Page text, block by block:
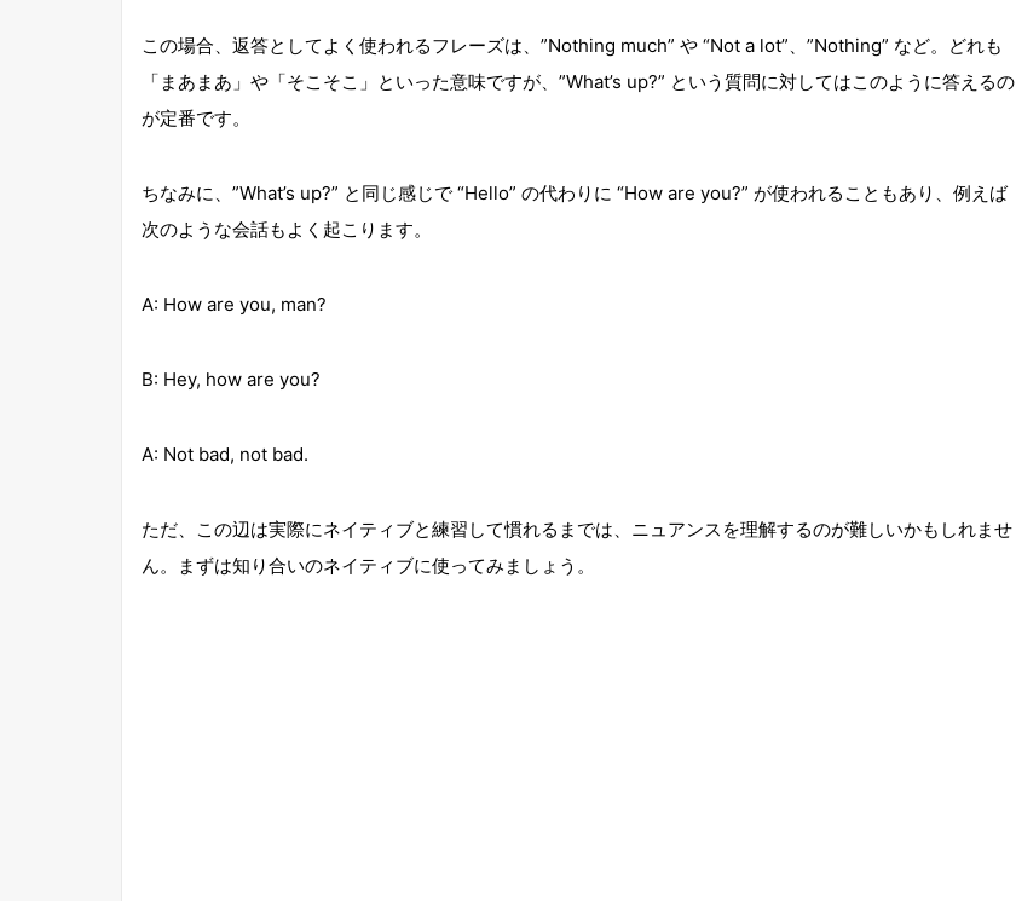
この場合、返答としてよく使われるフレーズは、”Nothing much” や “Not a lot”、”Nothing” など。どれも
「まあまあ」や「そこそこ」といった意味ですが、”What’s up?” という質問に対してはこのように答えるの
が定番です。
ちなみに、”What’s up?” と同じ感じで “Hello” の代わりに “How are you?” が使われることもあり、例えば
次のような会話もよく起こります。
A: How are you, man?
B: Hey, how are you?
A: Not bad, not bad.
ただ、この辺は実際にネイティブと練習して慣れるまでは、ニュアンスを理解するのが難しいかもしれませ
ん。まずは知り合いのネイティブに使ってみましょう。